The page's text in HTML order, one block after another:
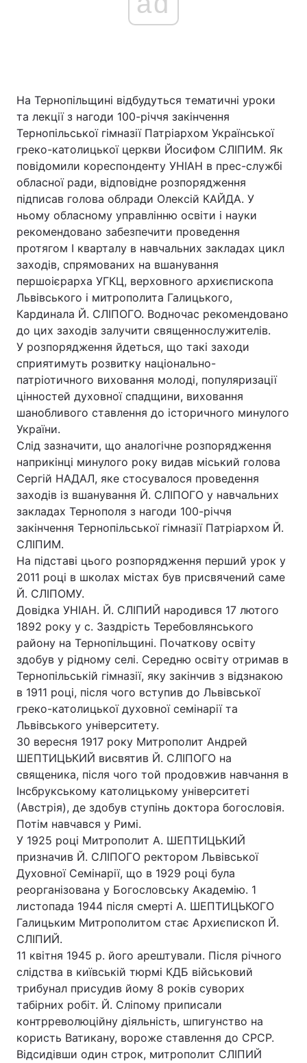
На Тернопільщині відбудуться тематичні уроки
та лекції з нагоди 100-річчя закінчення
Тернопільської гімназії Патріархом Української
греко-католицької церкви Йосифом СЛІПИМ. Як
повідомили кореспонденту УНІАН в прес-службі
обласної ради, відповідне розпорядження
підписав голова облради Олексій КАЙДА. У
ньому обласному управлінню освіти і науки
рекомендовано забезпечити проведення
протягом І кварталу в навчальних закладах цикл
заходів, спрямованих на вшанування
першоієрарха УГКЦ, верховного архиєпископа
Львівського і митрополита Галицького,
Кардинала Й. СЛІПОГО. Водночас рекомендовано
до цих заходів залучити священнослужителів.
У розпорядження йдеться, що такі заходи
сприятимуть розвитку національно-
патріотичного виховання молоді, популяризації
цінностей духовної спадщини, виховання
шанобливого ставлення до історичного минулого
України.
Слід зазначити, що аналогічне розпорядження
наприкінці минулого року видав міський голова
Сергій НАДАЛ, яке стосувалося проведення
заходів із вшанування Й. СЛІПОГО у навчальних
закладах Тернополя з нагоди 100-річчя
закінчення Тернопільської гімназії Патріархом Й.
СЛІПИМ.
На підставі цього розпорядження перший урок у
2011 році в школах містах був присвячений саме
Й. СЛІПОМУ.
Довідка УНІАН. Й. СЛІПИЙ народився 17 лютого
1892 року у с. Заздрість Теребовлянського
району на Тернопільщині. Початкову освіту
здобув у рідному селі. Середню освіту отримав в
Тернопільській гімназії, яку закінчив з відзнакою
в 1911 році, після чого вступив до Львівської
греко-католицької духовної семінарії та
Львівського університету.
30 вересня 1917 року Митрополит Андрей
ШЕПТИЦЬКИЙ висвятив Й. СЛІПОГО на
священика, після чого той продовжив навчання в
Інсбрукському католицькому університеті
(Австрія), де здобув ступінь доктора богословія.
Потім навчався у Римі.
У 1925 році Митрополит А. ШЕПТИЦЬКИЙ
призначив Й. СЛІПОГО ректором Львівської
Духовної Семінарії, що в 1929 році була
реорганізована у Богословську Академію. 1
листопада 1944 після смерті А. ШЕПТИЦЬКОГО
Галицьким Митрополитом стає Архиєпископ Й.
СЛІПИЙ.
11 квітня 1945 р. його арештували. Після річного
слідства в київській тюрмі КДБ військовий
трибунал присудив йому 8 років суворих
табірних робіт. Й. Сліпому приписали
контрреволюційну діяльність, шпигунство на
користь Ватикану, вороже ставлення до СРСР.
Відсидівши один строк, митрополит СЛІПИЙ